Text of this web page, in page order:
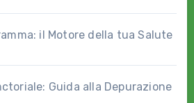
il Motore della tua Salute
Guida alla Depurazione